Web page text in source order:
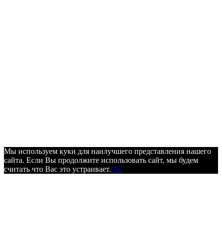
Мы используем куки для наилучшего представления нашего
сайта. Если Вы продолжите использовать сайт, мы будем
считать что Вас это устраивает.Ok